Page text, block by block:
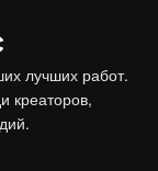
лучших работ.
креаторов,